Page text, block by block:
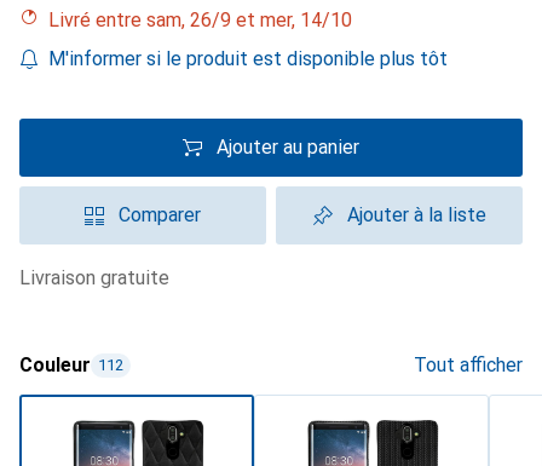
Livré entre sam, 26/9 et mer, 14/10
M'informer si le produit est disponible plus tôt
Ajouter au panier
Comparer Ajouter à la liste
livraison gratuite
Couleur 112 Tout afficher